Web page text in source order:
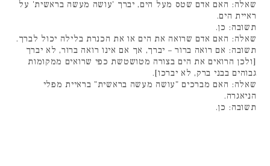
שאלה: האם אדם שטס מעל הים, יברך 'עושה מעשה בראשית' על
ראיית הים.
תשובה: כן.
שאלה: האם אדם שרואה את הים או את הכנרת בלילה יכול לברך.
תשובה: אם רואה ברור – יברך, אך אם אינו רואה ברור, לא יברך
[ולכן הרואים את הים בצורה מטושטשת כפי שרואים ממקומות
גבוהים בבני ברק, לא יברכו].
שאלה: האם מברכים "עושה מעשה בראשית" בראיית מפלי
הניאגרה.
תשובה: כן.